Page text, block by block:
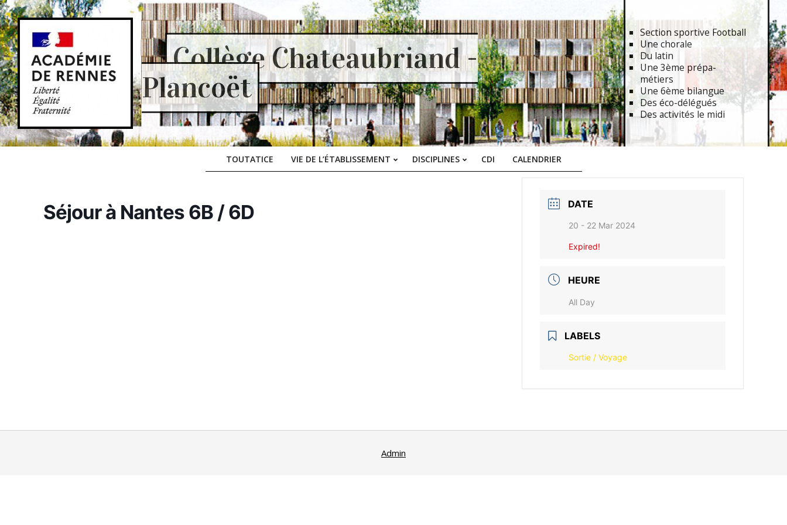
Skip
to
content
Collège Chateaubriand -
Plancoët
Section sportive Football
Une chorale
Du latin
Une 3ème prépa-
métiers
Une 6ème bilangue
Des éco-délégués
Des activités le midi
Primary
TOUTATICE VIE DE L’ÉTABLISSEMENT DISCIPLINES CDI CALENDRIER
Séjour à Nantes 6B / 6D DATE
20 - 22 Mar 2024
Expired!
HEURE
All Day
LABELS
Sortie / Voyage
Admin